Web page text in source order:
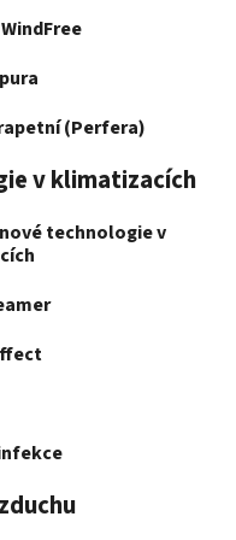
(Perfera)
v klimatizacích
technologie v